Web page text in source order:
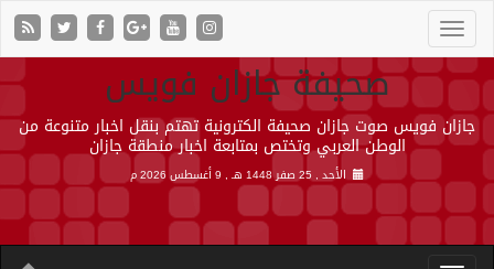
صحيفة جازان فويس
جازان فويس صوت جازان صحيفة الكترونية تهتم بنقل اخبار متنوعة من
الوطن العربي وتختص بمتابعة اخبار منطقة جازان
الأحد , 25 صفر 1448 هـ , 9 أغسطس 2026 م